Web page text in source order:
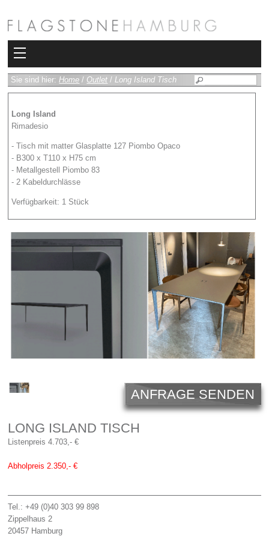
Kollektionen
Bad
Fliesen
Sauna und Hamam
Kamin
Rimadesio
Licht
Outlet
Sie sind hier: Home / Outlet / Long Island Tisch
Long Island
Rimadesio
- Tisch mit matter Glasplatte 127 Piombo Opaco
- B300 x T110 x H75 cm
- Metallgestell Piombo 83
- 2 Kabeldurchlässe
Verfügbarkeit: 1 Stück
ANFRAGE SENDEN
LONG ISLAND TISCH
Listenpreis 4.703,- €
Abholpreis 2.350,- €
Tel.: +49 (0)40 303 99 898
Zippelhaus 2
20457 Hamburg